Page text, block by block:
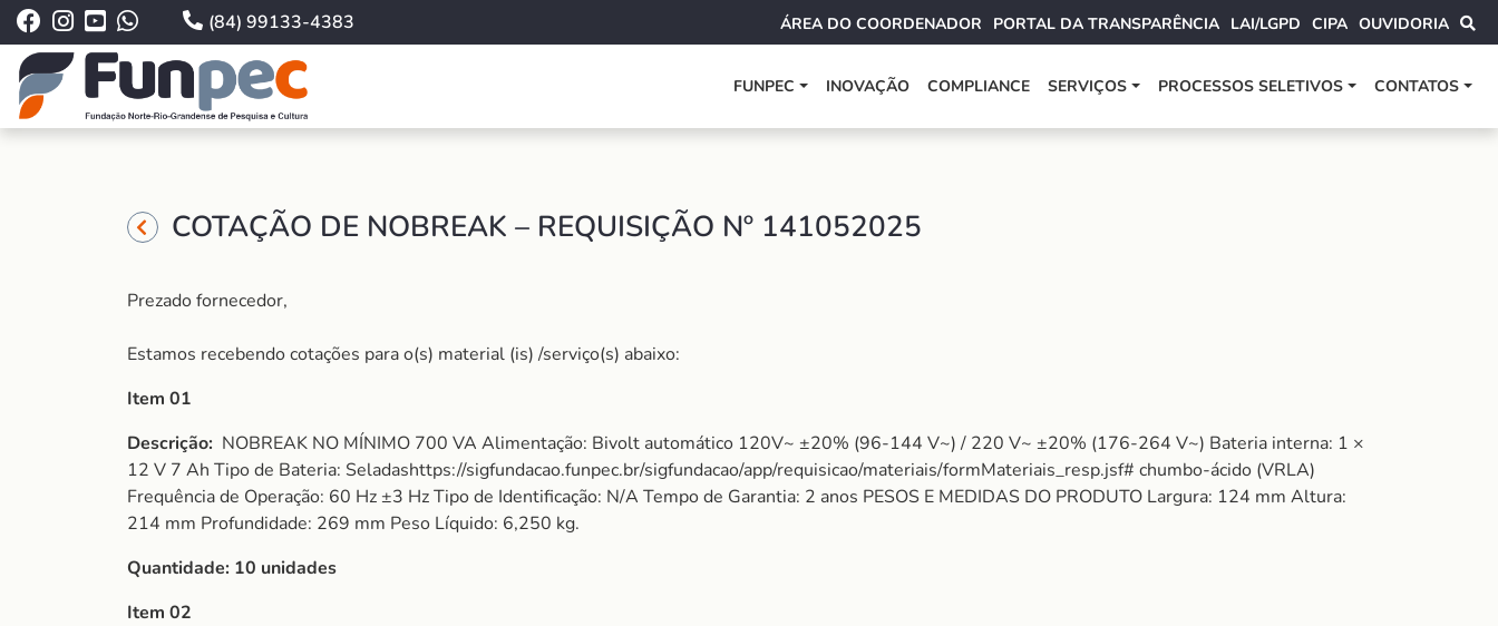
(84) 99133-4383 ÁREA DO COORDENADOR PORTAL DA TRANSPARÊNCIA LAI/LGPD CIPA OUVIDORIA
FUNPEC INOVAÇÃO COMPLIANCE SERVIÇOS PROCESSOS SELETIVOS CONTATOS
COTAÇÃO DE NOBREAK – REQUISIÇÃO Nº 141052025
Prezado fornecedor,
Estamos recebendo cotações para o(s) material (is) /serviço(s) abaixo:
Item 01
Descrição: NOBREAK NO MÍNIMO 700 VA Alimentação: Bivolt automático 120V~ ±20% (96-144 V~) / 220 V~ ±20% (176-264 V~) Bateria interna: 1 ×
12 V 7 Ah Tipo de Bateria: Seladashttps://sigfundacao.funpec.br/sigfundacao/app/requisicao/materiais/formMateriais_resp.jsf# chumbo-ácido (VRLA)
Frequência de Operação: 60 Hz ±3 Hz Tipo de Identificação: N/A Tempo de Garantia: 2 anos PESOS E MEDIDAS DO PRODUTO Largura: 124 mm Altura:
214 mm Profundidade: 269 mm Peso Líquido: 6,250 kg.
Quantidade: 10 unidades
Item 02